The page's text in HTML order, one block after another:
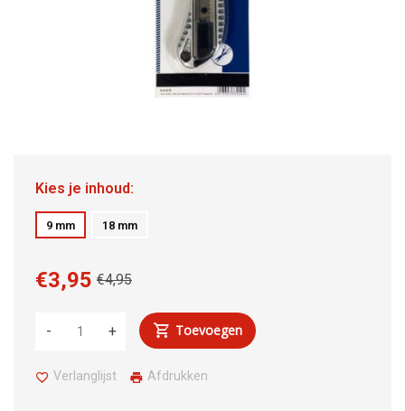
Kies je inhoud:
9 mm 18 mm
€4,95
€3,95
+
- Toevoegen
Verlanglijst Afdrukken